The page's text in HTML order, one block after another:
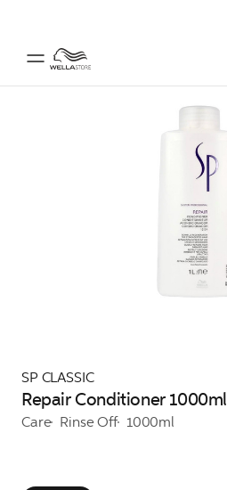
SP CLASSIC
Repair Conditioner 1000ml
Care Rinse Off 1000ml